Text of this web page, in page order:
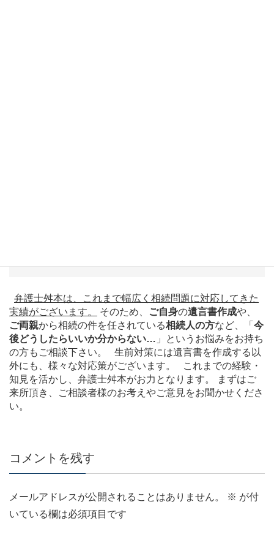
弁護士舛本は、これまで幅広く相続問題に対応してきた
実績がございます。
そのため、 ご自身の遺言書作成や、
ご両親から相続の件を任されている相続人の方など、「 今
後どうしたらいいか分からない… 」というお悩みをお持ち
の方もご相談下さい。 生前対策には遺言書を作成する以
外にも、様々な対応策がございます。 これまでの経験・
知見を活かし、弁護士舛本がお力となります。 まずはご
来所頂き、ご相談者様のお考えやご意見をお聞かせくださ
い。
コメントを残す
メールアドレスが公開されることはありません。 ※ が付
いている欄は必須項目です